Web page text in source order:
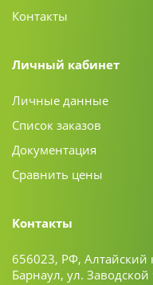
Контакты
Личный кабинет
Личные данные
Список заказов
Документация
Сравнить цены
Контакты
656023, РФ, Алтайский
Барнаул, ул.